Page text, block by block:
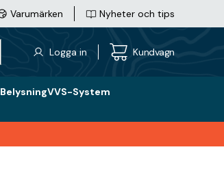
Varumärken Nyheter och tips
Logga in Kundvagn
BelysningVVS-System